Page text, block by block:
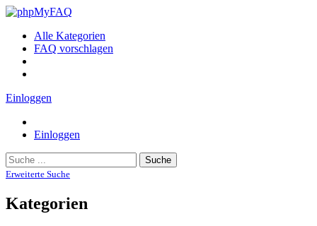
Alle Kategorien
FAQ vorschlagen
Einloggen
Einloggen
Suche
Erweiterte Suche
Kategorien